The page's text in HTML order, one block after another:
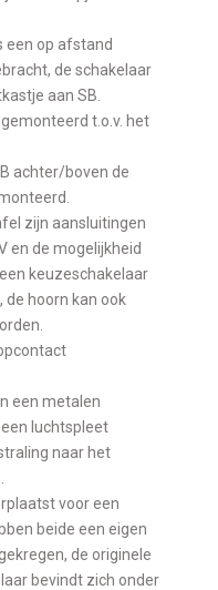
een op afstand
de schakelaar
aan SB.
t.o.v. het
achter/boven de
zijn aansluitingen
en de mogelijkheid
keuzeschakelaar
de hoorn kan ook
een metalen
luchtspleet
naar het
voor een
beide een eigen
de originele
bevindt zich onder